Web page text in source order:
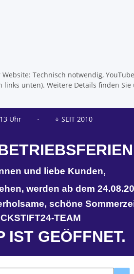
Technisch notwendig,
links unten). Weitere Details finden
Uhr ⋅ ⭐ SEIT 2010
und liebe Kunden,
werden ab dem
schöne
TEAM
IST GEÖFFNET.